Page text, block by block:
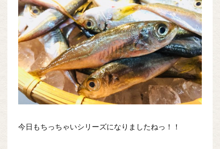
今日もちっちゃいシリーズになりましたねっ！！